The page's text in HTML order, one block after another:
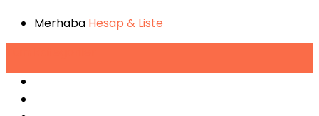
Merhaba Hesap & Liste